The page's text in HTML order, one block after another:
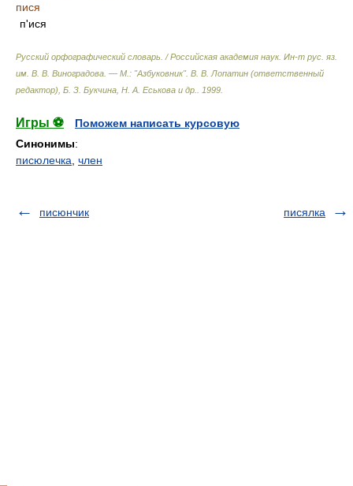
пися
п'ися
Русский орфографический словарь. / Российская академия наук. Ин-т рус. яз.
им. В. В. Виноградова. — М.: "Азбуковник". В. В. Лопатин (ответственный
редактор), Б. З. Букчина, Н. А. Еськова и др.
1999
Игры ⚽
Поможем написать курсовую
Синонимы:
писюлечка член
писюнчик писялка